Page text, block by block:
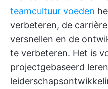
teamcultuur voeden
verbeteren, de
versnellen en de
te verbeteren. Het is
projectgebaseerd